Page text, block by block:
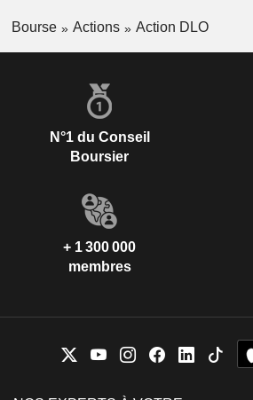
Bourse Actions Action DLO
N°1 du Conseil
Boursier
+ 1 300 000
membres